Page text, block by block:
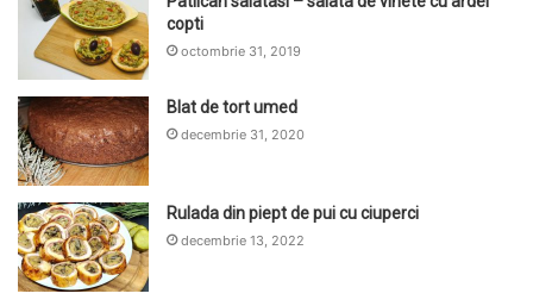
copti
octombrie 31, 2019
Blat de tort umed
decembrie 31, 2020
Rulada din piept de pui cu ciuperci
decembrie 13, 2022